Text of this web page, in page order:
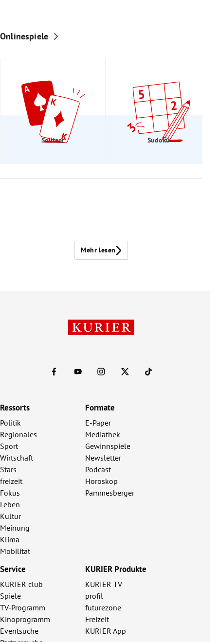
Onlinespiele
Solitaer Sudoku
Mehr lesen
Ressorts
Politik
Regionales
Sport
Wirtschaft
Stars
freizeit
Fokus
Leben
Kultur
Meinung
Klima
Mobilität
Formate
E-Paper
Mediathek
Gewinnspiele
Newsletter
Podcast
Horoskop
Pammesberger
Service
KURIER club
Spiele
TV-Programm
Kinoprogramm
Eventsuche
KURIER Produkte
KURIER TV
profil
futurezone
Freizeit
KURIER App